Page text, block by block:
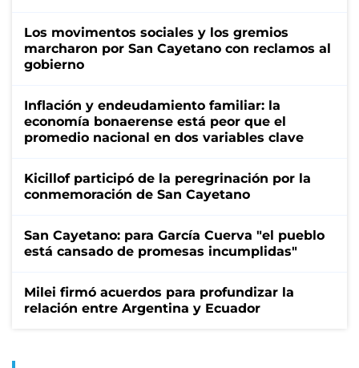
Los movimentos sociales y los gremios
marcharon por San Cayetano con reclamos al
gobierno
Inflación y endeudamiento familiar: la
economía bonaerense está peor que el
promedio nacional en dos variables clave
Kicillof participó de la peregrinación por la
conmemoración de San Cayetano
San Cayetano: para García Cuerva "el pueblo
está cansado de promesas incumplidas"
Milei firmó acuerdos para profundizar la
relación entre Argentina y Ecuador